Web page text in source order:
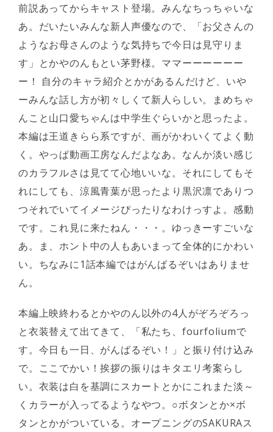
前説あってからキャスト登場。みんなちっちゃいな
あ。だいたいみんな新人声優なので、「お父さんの
ようなお母さんのような気持ちで今日は見守りま
す」とかやのんもとい茅野様。ママーーーーーー
ー！ 自分のキャラ紹介とかがあるんだけど、いや
ーみんな話し方が初々しくて新人らしい。まめちゃ
んこと山口愛ちゃんは中学生ぐらいかと思ったよ。
本編は王道きらら系ですが、画がかわいくてよく動
く。やっぱ動画工房なんだよなあ。なんか淡い感じ
のカラフルさは見てて心地いいな。それにしてもそ
れにしても、涼風青葉が思ったより黒沢凛でありつ
つそれでいてイメージぴったりなわけっすよ。感動
です。これ見に来たねん・・・。ゆっきーすごいな
あ。ま、ホント中の人もあいまって全体的にかわい
い。ちなみに1話本編ではがんばるぞいはありませ
ん。
本編上映終わるとかやのん以外の4人がぞろぞろっ
と衣装替えて出てきて、「私たち、fourfoliumで
す。今日も一日、がんばるぞい！」と振り付け込み
で。ここでかい！挨拶の振りはキタエリ考案らし
い。衣装は白を基調にスカートとかにこれまた淡～
くカラーが入ってるようなやつ。○ボタンとか×ボ
タンとかがついている。オープニングのSAKURAス